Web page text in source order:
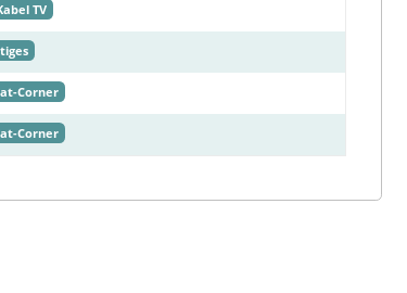
TV
Corner
Corner